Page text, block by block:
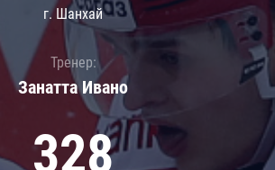
г. Шанхай
Тренер:
Занатта Иванo
328